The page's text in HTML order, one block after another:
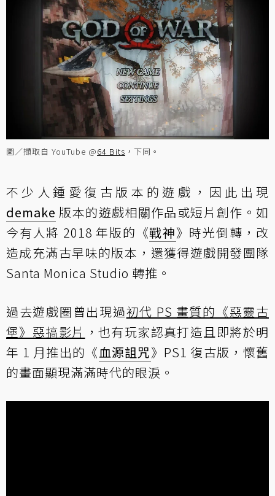
圖／擷取自 YouTube @64 Bits ，下同。
不少人鍾愛復古版本的遊戲，因此出現
demake 版本的遊戲相關作品或短片創作。如
今有人將 2018 年版的《戰神》時光倒轉，改
造成充滿古早味的版本，還獲得遊戲開發團隊
Santa Monica Studio 轉推。
過去遊戲圈曾出現過初代 PS 畫質的《惡靈古
堡》惡搞影片 ，也有玩家認真打造且即將於明
年 1 月推出的《血源詛咒》PS1 復古版，懷舊
的畫面顯現滿滿時代的眼淚。